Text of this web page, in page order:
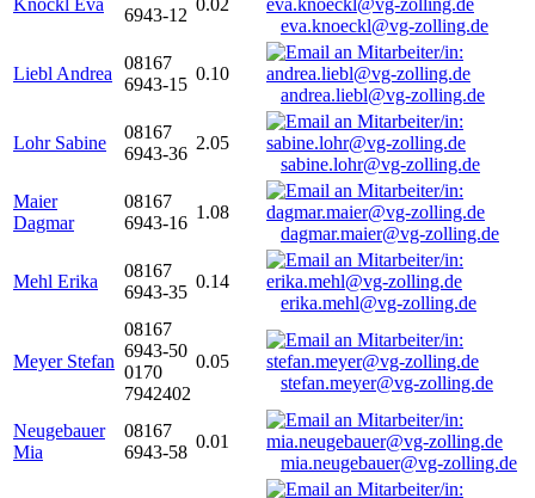
Knöckl Eva
6943-12
0.02
eva.knoeckl@vg-zolling.de
Liebl Andrea
08167
6943-15
0.10
andrea.liebl@vg-zolling.de
Lohr Sabine
08167
6943-36
2.05
sabine.lohr@vg-zolling.de
Maier
Dagmar
08167
6943-16
1.08
dagmar.maier@vg-zolling.de
Mehl Erika
08167
6943-35
0.14
erika.mehl@vg-zolling.de
Meyer Stefan
08167
6943-50
0170
7942402
0.05
stefan.meyer@vg-zolling.de
Neugebauer
Mia
08167
6943-58
0.01
mia.neugebauer@vg-zolling.de